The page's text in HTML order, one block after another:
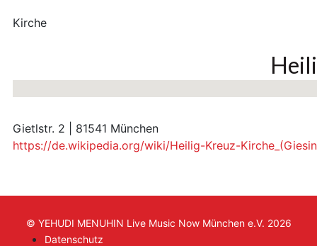
Kirche
Gietlstr. 2 | 81541 München
https://de.wikipedia.org/wiki/Heilig-Kreuz-
© YEHUDI MENUHIN Live Music Now München e.V. 2026
Datenschutz